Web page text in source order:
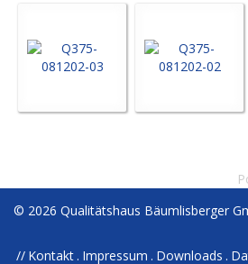
© 2026 Qualitätshaus Bäumlisberger
Kontakt Impressum Downloads